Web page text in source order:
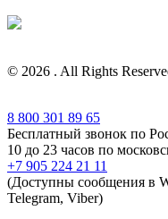
© 2026 . All Rights
8 800 301 89 65
Бесплатный звонок по
10 до 23 часов по
+7 905 224 21 11
(Доступны сообщения в
Telegram, Viber)